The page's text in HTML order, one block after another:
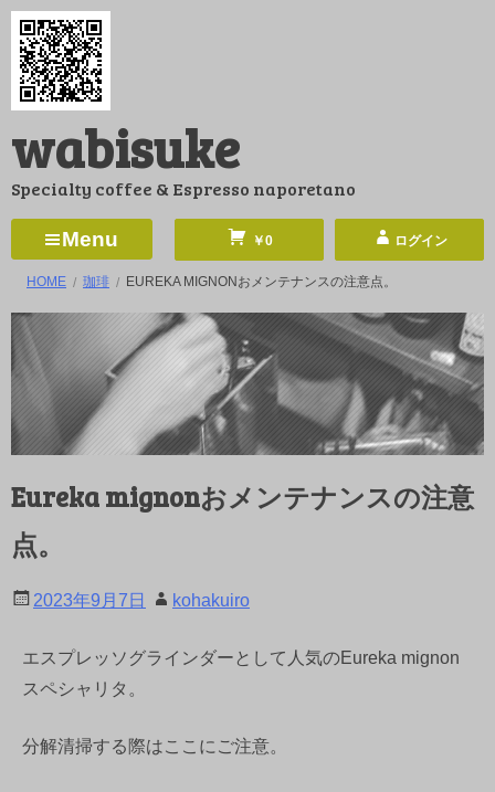
コ
ン
ツ
ス
ッ
wabisuke
Specialty coffee & Espresso naporetano
Menu ￥0 ログイン
HOME 珈琲 EUREKA MIGNONおメンテナンスの注意点。
Eureka mignonおメンテナンスの注意
点。
2023年9月7日 kohakuiro
エスプレッソグラインダーとして人気のEureka mignon
スペシャリタ。
分解清掃する際はここにご注意。